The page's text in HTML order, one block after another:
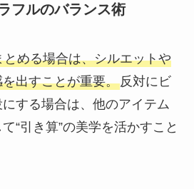
フルのバランス術
める場合は、シルエットや
出すことが重要。反対にビ
する場合は、他のアイテム
“引き算”の美学を活かすこと